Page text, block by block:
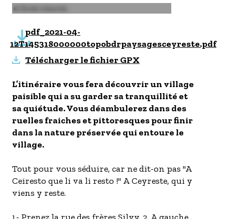
- Les établissements Accueil vélo
S'inscrire à nos newsletters
Image
© Droits réservés.
pdf_2021-04-
12T145318000000topobdrpaysagesceyreste.pdf
Télécharger le fichier GPX
L’itinéraire vous fera découvrir un village
paisible qui a su garder sa tranquillité et
sa quiétude. Vous déambulerez dans des
ruelles fraiches et pittoresques pour finir
dans la nature préservée qui entoure le
village.
Tout pour vous séduire, car ne dit-on pas "A
Ceiresto que li va li resto !" A Ceyreste, qui y
viens y reste.